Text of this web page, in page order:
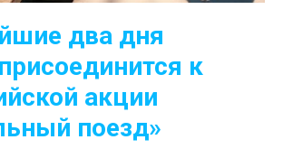
два дня
к
акции
поезд»